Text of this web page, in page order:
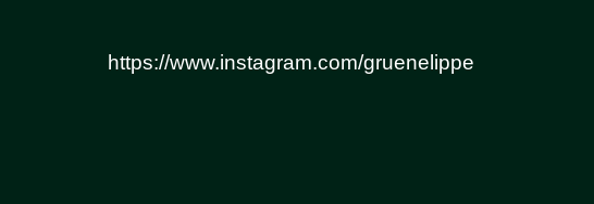
https://www.instagram.com/gruenelippe